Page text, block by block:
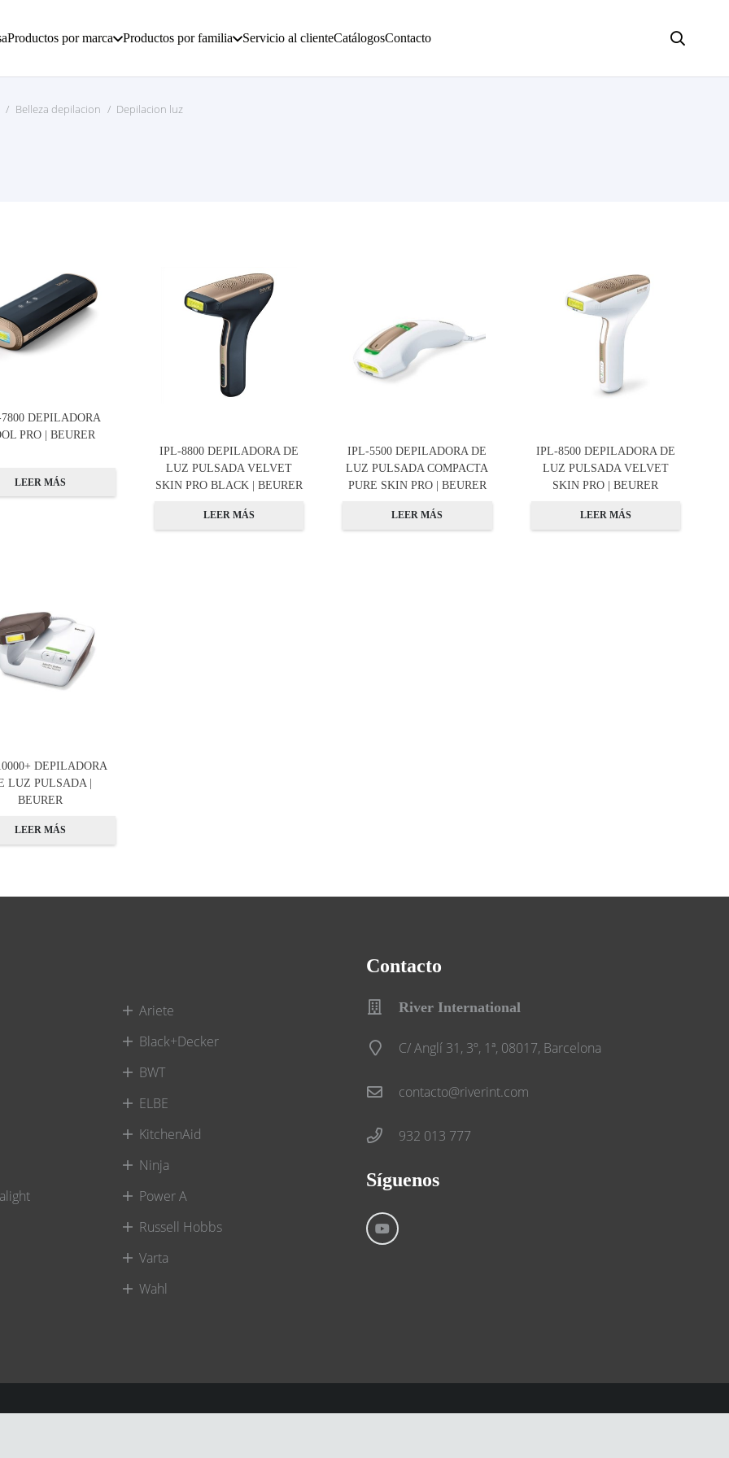
Productos por marca Productos por familia Servicio al clienteCatálogosContacto
/ Belleza depilacion / Depilacion luz
DEPILADORA
PRO | BEURER
LEER MÁS
IPL-8800 DEPILADORA DE
LUZ PULSADA VELVET
SKIN PRO BLACK | BEURER
LEER MÁS
IPL-5500 DEPILADORA DE
LUZ PULSADA COMPACTA
PURE SKIN PRO | BEURER
LEER MÁS
IPL-8500 DEPILADORA DE
LUZ PULSADA VELVET
SKIN PRO | BEURER
LEER MÁS
DEPILADORA
LUZ PULSADA |
BEURER
LEER MÁS
Ariete
Black+Decker
BWT
ELBE
KitchenAid
Ninja
Power A
Russell Hobbs
Varta
Wahl
Contacto
River International
C/ Anglí 31, 3º, 1ª, 08017, Barcelona
contacto@riverint.com
932 013 777
Síguenos